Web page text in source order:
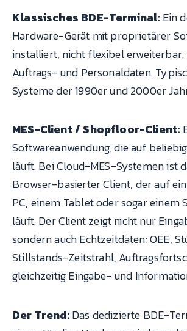
Klassisches BDE-Terminal: Ein
Hardware-Gerät mit proprietärer
installiert, nicht flexibel
Auftrags- und Personaldaten.
Systeme der 1990er und 2000er
MES-Client / Shopfloor-Client:
Softwareanwendung, die auf
läuft. Bei Cloud-MES-Systemen ist
Browser-basierter Client, der auf
PC, einem Tablet oder sogar einem
läuft. Der Client zeigt nicht nur
sondern auch Echtzeitdaten: OEE,
Stillstands-Zeitstrahl,
gleichzeitig Eingabe- und
Der Trend:Das dedizierte BDE-